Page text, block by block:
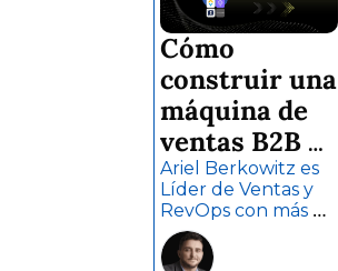
Cómo
construir una
máquina de
ventas B2B 🚀
Equipos,
procesos,
sistemas y
Ariel Berkowitz es
Líder de Ventas y
RevOps con más de
13 años de
experiencia